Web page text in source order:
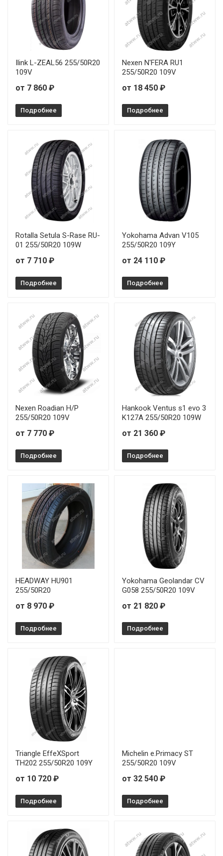
Ilink L-ZEAL56 255/50R20
109V
от 7 860 ₽
Подробнее
Nexen N'FERA RU1
255/50R20 109V
от 18 450 ₽
Подробнее
Rotalla Setula S-Rase RU-
01 255/50R20 109W
от 7 710 ₽
Подробнее
Yokohama Advan V105
255/50R20 109Y
от 24 110 ₽
Подробнее
Nexen Roadian H/P
255/50R20 109V
от 7 770 ₽
Подробнее
Hankook Ventus s1 evo 3
K127A 255/50R20 109W
от 21 360 ₽
Подробнее
HEADWAY HU901
255/50R20
от 8 970 ₽
Подробнее
Yokohama Geolandar CV
G058 255/50R20 109V
от 21 820 ₽
Подробнее
Triangle EffeXSport
TH202 255/50R20 109Y
от 10 720 ₽
Подробнее
Michelin e.Primacy ST
255/50R20 109V
от 32 540 ₽
Подробнее